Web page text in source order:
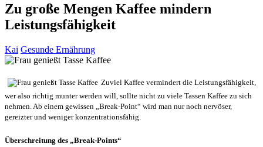
Zu große Mengen Kaffee mindern
Leistungsfähigkeit
Kai Gesunde Ernährung
Zuviel Kaffee vermindert die Leistungsfähigkeit,
wer also richtig munter werden will, sollte nicht zu viele Tassen Kaffee zu sich
nehmen. Ab einem gewissen „Break-Point“ wird man nur noch nervöser,
gereizter und weniger konzentrationsfähig.
Überschreitung des „Break-Points“